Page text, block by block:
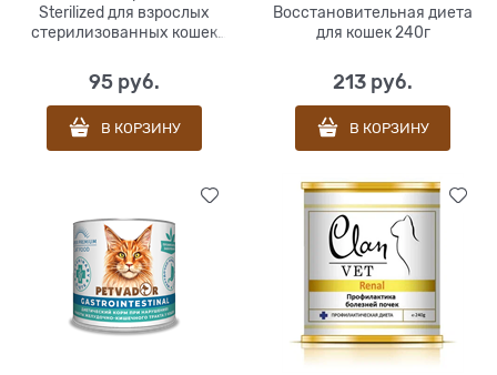
Sterilized для взрослых
стерилизованных кошек
85г
95 руб.
В КОРЗИНУ
Восстановительная диета
для кошек 240г
213 руб.
В КОРЗИНУ